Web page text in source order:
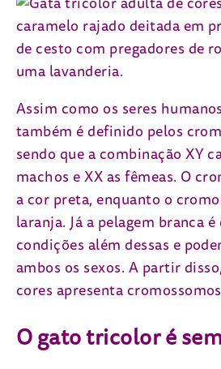
Assim como os seres
também é definido pelos
sendo que a combinação XY
machos e XX as fêmeas. O
a cor preta, enquanto o
laranja. Já a pelagem branca
condições além dessas e
ambos os sexos. A partir
cores apresenta
O gato tricolor é